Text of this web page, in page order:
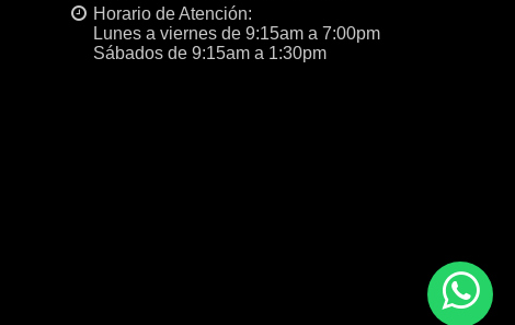
Horario de Atención:
Lunes a viernes de 9:15am a 7:00pm
Sábados de 9:15am a 1:30pm